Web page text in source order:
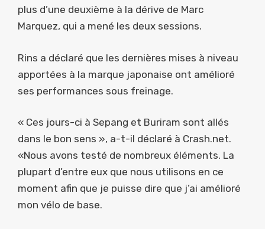
plus d’une deuxième à la dérive de Marc
Marquez, qui a mené les deux sessions.
Rins a déclaré que les dernières mises à niveau
apportées à la marque japonaise ont amélioré
ses performances sous freinage.
« Ces jours-ci à Sepang et Buriram sont allés
dans le bon sens », a-t-il déclaré à Crash.net.
«Nous avons testé de nombreux éléments. La
plupart d’entre eux que nous utilisons en ce
moment afin que je puisse dire que j’ai amélioré
mon vélo de base.